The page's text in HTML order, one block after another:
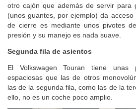
otro cajón que además de servir para
(unos guantes, por ejemplo) da
de cierre es mediante unos pivotes
presión y su manejo es nada suave.
Segunda fila de asientos
El Volkswagen Touran tiene unas
espaciosas que las de otros
las de la segunda fila, como las de la
ello, no es un coche poco amplio.